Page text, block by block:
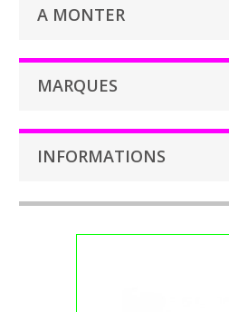
A MONTER
MARQUES
INFORMATIONS